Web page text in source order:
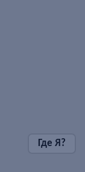
Где Я?